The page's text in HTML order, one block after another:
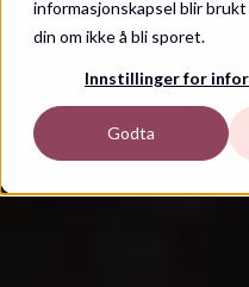
informasjonskapsel blir
din om ikke å bli sporet.
Innstillinger for
Godta